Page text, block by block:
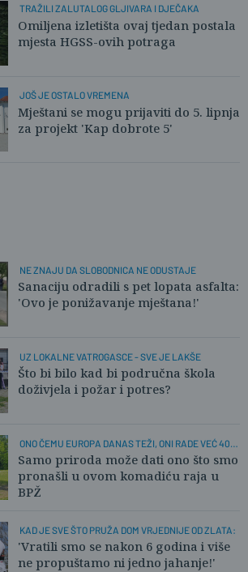
TRAŽILI ZALUTALOG GLJIVARA I DJEČAKA
Omiljena izletišta ovaj tjedan postala
mjesta HGSS-ovih potraga
JOŠ JE OSTALO VREMENA
Mještani se mogu prijaviti do 5. lipnja
za projekt 'Kap dobrote 5'
NE ZNAJU DA SLOBODNICA NE ODUSTAJE
Sanaciju odradili s pet lopata asfalta:
'Ovo je ponižavanje mještana!'
UZ LOKALNE VATROGASCE - SVE JE LAKŠE
Što bi bilo kad bi područna škola
doživjela i požar i potres?
ONO ČEMU EUROPA DANAS TEŽI, ONI RADE VEĆ 40
GODINA
Samo priroda može dati ono što smo
pronašli u ovom komadiću raja u
BPŽ
KAD JE SVE ŠTO PRUŽA DOM VRJEDNIJE OD ZLATA:
'Vratili smo se nakon 6 godina i više
ne propuštamo ni jedno jahanje!'